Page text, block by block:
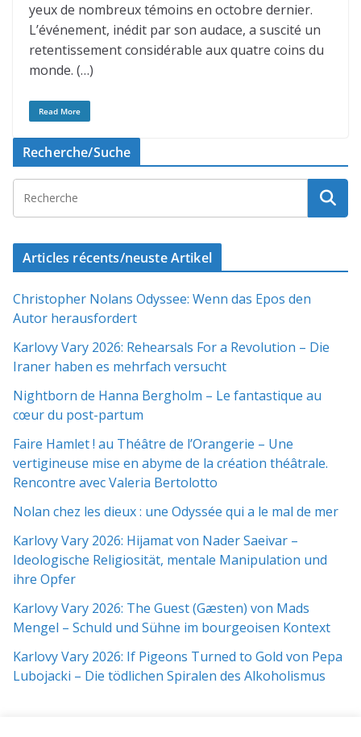
yeux de nombreux témoins en octobre dernier.
L’événement, inédit par son audace, a suscité un
retentissement considérable aux quatre coins du
monde. (…)
Read More
Recherche/Suche
Articles récents/neuste Artikel
Christopher Nolans Odyssee: Wenn das Epos den
Autor herausfordert
Karlovy Vary 2026: Rehearsals For a Revolution – Die
Iraner haben es mehrfach versucht
Nightborn de Hanna Bergholm – Le fantastique au
cœur du post-partum
Faire Hamlet ! au Théâtre de l’Orangerie – Une
vertigineuse mise en abyme de la création théâtrale.
Rencontre avec Valeria Bertolotto
Nolan chez les dieux : une Odyssée qui a le mal de mer
Karlovy Vary 2026: Hijamat von Nader Saeivar​​ –
Ideologische Religiosität, mentale Manipulation und
ihre Opfer
Karlovy Vary 2026: The Guest (Gæsten) von Mads
Mengel – Schuld und Sühne im bourgeoisen Kontext
Karlovy Vary 2026: If Pigeons Turned to Gold von Pepa
Lubojacki – Die tödlichen Spiralen des Alkoholismus